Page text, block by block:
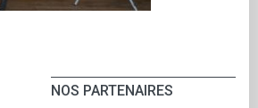
NOS PARTENAIRES